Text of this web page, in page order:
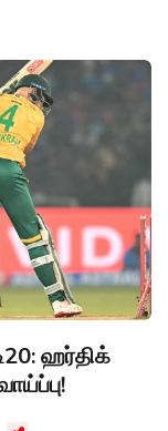
ஹர்திக்